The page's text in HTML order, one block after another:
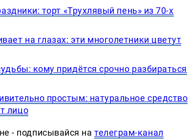
торт «Трухлявый пень» из 70-х
на глазах: эти многолетники цветут
кому придётся срочно разбираться
простым: натуральное средство
лицо
- подписывайся нателеграм-канал